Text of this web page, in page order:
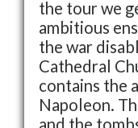
the tour we
ambitious
the war
Cathedral
contains the
Napoleon.
and the